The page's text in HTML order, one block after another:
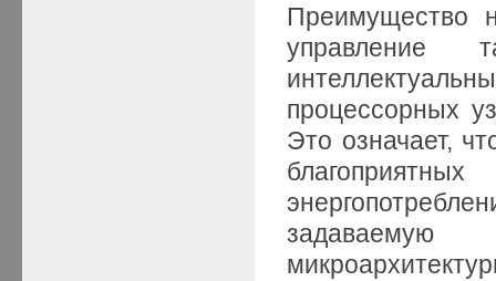
Преимущество
управление
процессорных
Это означает,